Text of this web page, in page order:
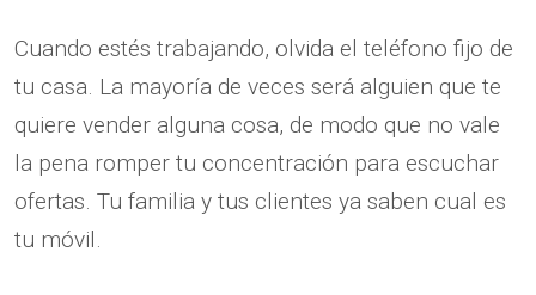
Cuando estés trabajando, olvida el teléfono fijo de
tu casa. La mayoría de veces será alguien que te
quiere vender alguna cosa, de modo que no vale
la pena romper tu concentración para escuchar
ofertas. Tu familia y tus clientes ya saben cual es
tu móvil.